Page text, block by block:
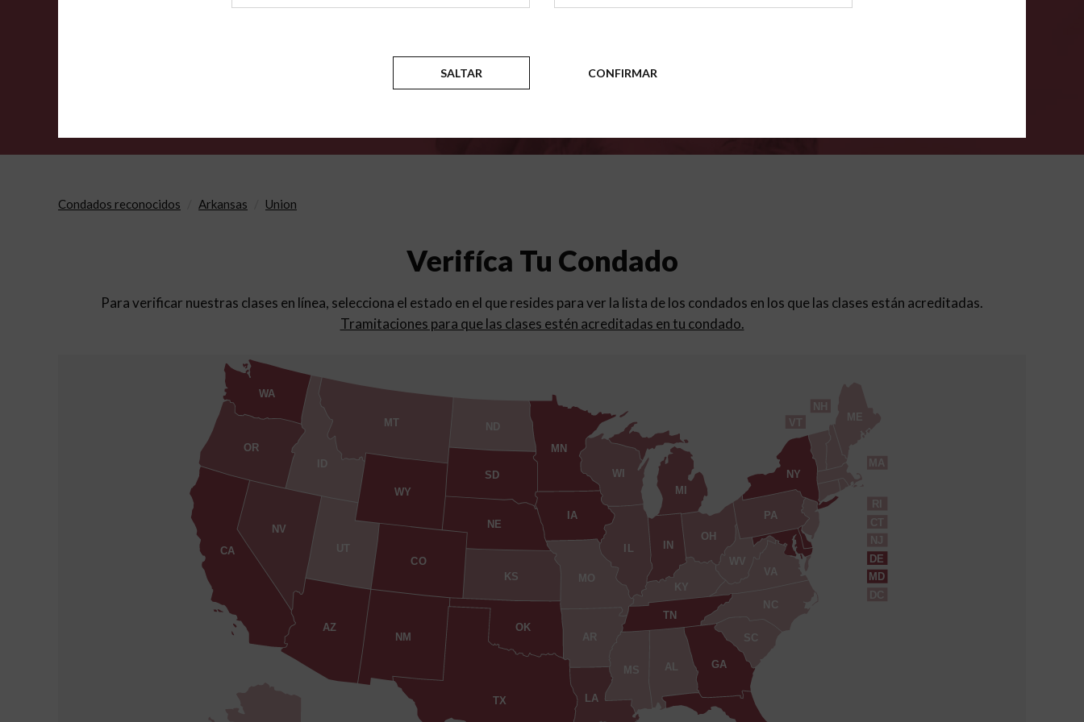
Condados reconocidos Arkansas Union
Verifíca Tu Condado
Para verificar nuestras clases en línea, selecciona el estado en el que resides para ver la lista de los condados en los que las clases están acreditadas.
Tramitaciones para que las clases estén acreditadas en tu condado.
AL
AZ
AR
CA
CO
CT
DE
DC
GA
ID
IN
IA
KS
KY
LA
ME
MD
MA
MI
MN
MS
MO
MT
NE
NV
NH
NJ
NM
NY
NC
ND
OH
OK
OR
PA
RI
SC
SD
TN
TX
UT
VT
VA
WA
WV
WI
WY
SALTAR CONFIRMAR